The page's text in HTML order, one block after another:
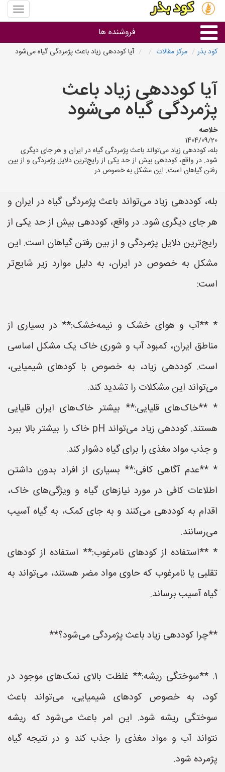
منوی
سایت
بذر
فروشنده ها
استان ها
کود بذر مرکز مقالات آیا کوددهی زیاد باعث پژمردگی گیاه می‌شود
آیا کوددهی زیاد باعث
پژمردگی گیاه می‌شود
خلاصه
1404/09/20
بله، کوددهی زیاد می‌تواند باعث پژمردگی گیاه در ایران و هر جای دیگری
شود. در واقع، کوددهی بیش از حد یکی از رایج‌ترین دلایل پژمردگی و از بین
رفتن گیاهان است. این مشکل به خصوص در
بله، کوددهی زیاد می‌تواند باعث پژمردگی گیاه در ایران و
هر جای دیگری شود. در واقع، کوددهی بیش از حد یکی از
رایج‌ترین دلایل پژمردگی و از بین رفتن گیاهان است. این
مشکل به خصوص در ایران، به دلیل موارد زیر شایع‌تر
است:
* **آب و هوای خشک و نیمه‌خشک:** در بسیاری از
مناطق ایران، کمبود آب و شوری خاک یک مشکل اساسی
است. کوددهی زیاد، به خصوص با کودهای شیمیایی،
می‌تواند این مشکلات را تشدید کند.
* **خاک‌های قلیایی:** بیشتر خاک‌های ایران قلیایی
هستند. کوددهی زیاد می‌تواند pH خاک را بیشتر بالا ببرد
و جذب مواد مغذی را برای گیاه دشوار کند.
* **عدم آگاهی کافی:** بسیاری از افراد بدون داشتن
اطلاعات کافی در مورد نیازهای گیاه و ویژگی‌های خاک،
اقدام به کوددهی می‌کنند و به جای کمک، به گیاه آسیب
می‌رسانند.
* **استفاده از کودهای نامرغوب:** استفاده از کودهای
تقلبی یا نامرغوب که حاوی مواد مضر هستند، می‌تواند به
گیاه آسیب برساند.
**چرا کوددهی زیاد باعث پژمردگی می‌شود؟**
1. **سوختگی ریشه:** غلظت بالای نمک‌های موجود در
کود، به خصوص کودهای شیمیایی، می‌تواند باعث
سوختگی ریشه شود. این امر باعث می‌شود که ریشه
نتواند آب و مواد مغذی را جذب کند و در نتیجه گیاه
پژمرده شود.